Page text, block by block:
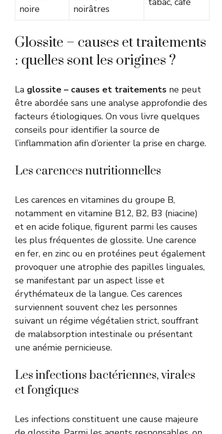
noire
noirâtres
Glossite – causes et traitements
: quelles sont les origines ?
La glossite – causes et traitements ne peut
être abordée sans une analyse approfondie des
facteurs étiologiques. On vous livre quelques
conseils pour identifier la source de
l’inflammation afin d’orienter la prise en charge.
Les carences nutritionnelles
Les carences en vitamines du groupe B,
notamment en vitamine B12, B2, B3 (niacine)
et en acide folique, figurent parmi les causes
les plus fréquentes de glossite. Une carence
en fer, en zinc ou en protéines peut également
provoquer une atrophie des papilles linguales,
se manifestant par un aspect lisse et
érythémateux de la langue. Ces carences
surviennent souvent chez les personnes
suivant un régime végétalien strict, souffrant
de malabsorption intestinale ou présentant
une anémie pernicieuse.
Les infections bactériennes, virales
et fongiques
Les infections constituent une cause majeure